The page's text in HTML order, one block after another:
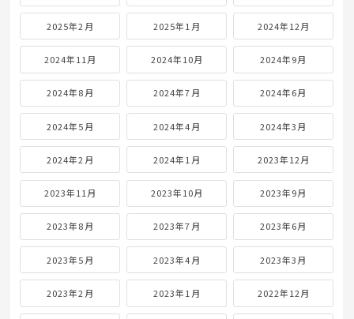
2025年2月 2025年1月 2024年12月
2024年11月 2024年10月 2024年9月
2024年8月 2024年7月 2024年6月
2024年5月 2024年4月 2024年3月
2024年2月 2024年1月 2023年12月
2023年11月 2023年10月 2023年9月
2023年8月 2023年7月 2023年6月
2023年5月 2023年4月 2023年3月
2023年2月 2023年1月 2022年12月